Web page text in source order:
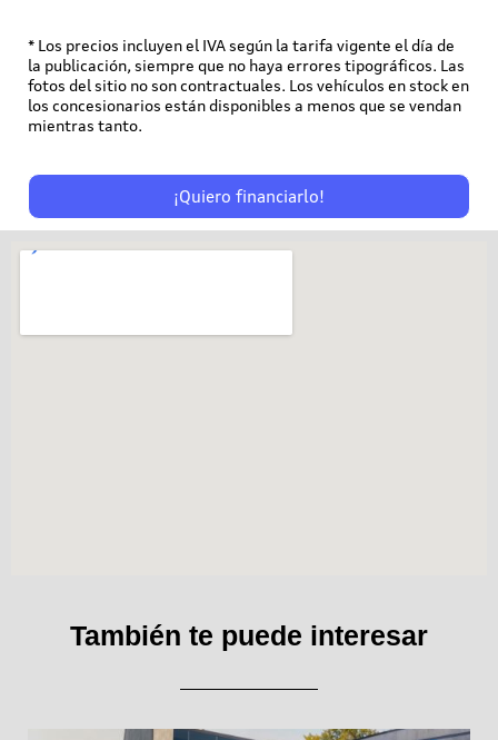
* Los precios incluyen el IVA según la tarifa vigente el día de
la publicación, siempre que no haya errores tipográficos. Las
fotos del sitio no son contractuales. Los vehículos en stock en
los concesionarios están disponibles a menos que se vendan
mientras tanto.
¡Quiero financiarlo!
También te puede interesar